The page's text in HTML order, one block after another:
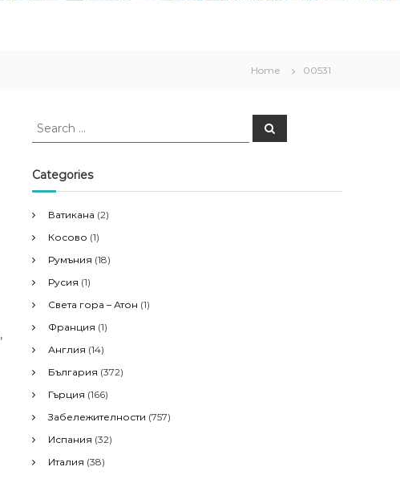
Home 00531
,
S
r
c
f
o
r
S
e
Categories
Ватикана (2)
Косово (1)
Румъния (18)
Русия (1)
Света гора – Атон (1)
Франция (1)
Англия (14)
България (372)
Гърция (166)
Забележителности (757)
Испания (32)
Италия (38)